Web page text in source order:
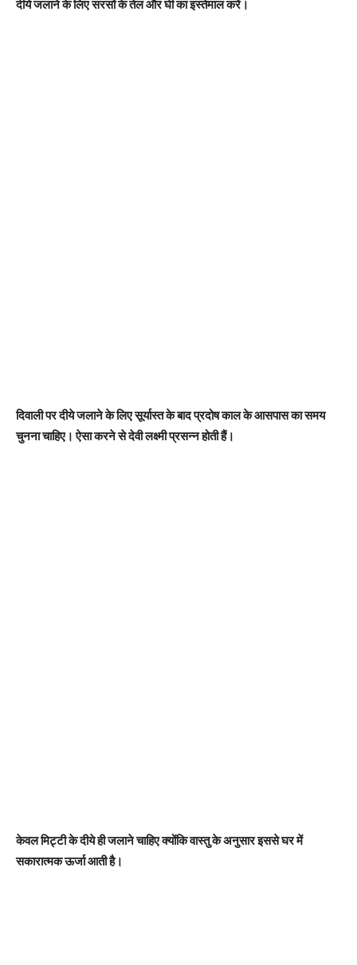
दीये जलाने के लिए सरसों के तेल और घी का इस्तेमाल करें।
दिवाली पर दीये जलाने के लिए सूर्यास्त के बाद प्रदोष काल के आसपास का समय
चुनना चाहिए। ऐसा करने से देवी लक्ष्मी प्रसन्न होती हैं।
केवल मिट्टी के दीये ही जलाने चाहिए क्योंकि वास्तु के अनुसार इससे घर में
सकारात्मक ऊर्जा आती है।